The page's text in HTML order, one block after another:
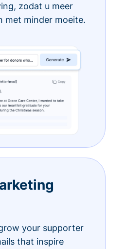
zodat u meer
met minder moeite.
your supporter
that inspire